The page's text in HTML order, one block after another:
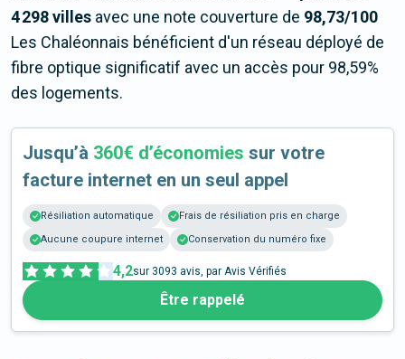
4 298 villes avec une note couverture de 98,73/100
Les Chaléonnais bénéficient d'un réseau déployé de
fibre optique significatif avec un accès pour 98,59%
des logements.
Jusqu’à 360€ d’économies sur votre
facture internet en un seul appel
Résiliation automatique
Frais de résiliation pris en charge
Aucune coupure internet
Conservation du numéro fixe
4,2sur 3093 avis, par Avis Vérifiés
Être rappelé